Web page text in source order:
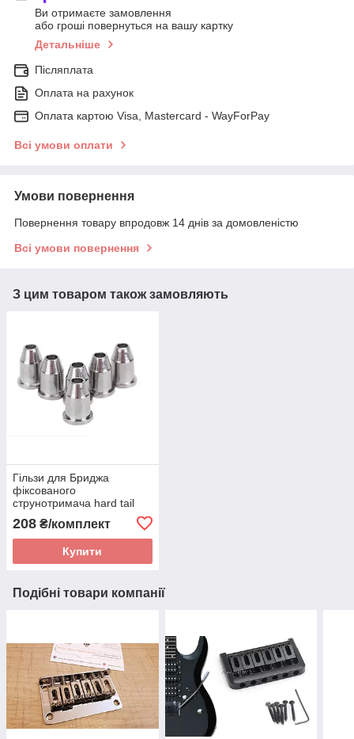
Ви отримаєте замовлення
або гроші повернуться на вашу картку
Детальніше
Післяплата
Оплата на рахунок
Оплата картою Visa, Mastercard - WayForPay
Всі умови оплати
Умови повернення
Повернення товару впродовж 14 днів за домовленістю
Всі умови повернення
З цим товаром також замовляють
Гільзи для Бриджа
фіксованого
струнотримача hard tail
hardtail ХРОМ для гітари
електрогітари
208 ₴/комплект
Купити
Подібні товари компанії